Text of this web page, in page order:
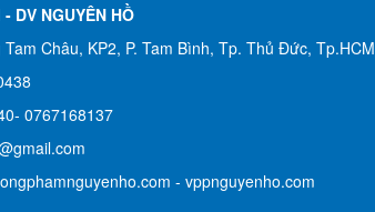
DV NGUYÊN HỒ​
Châu, KP2, P. Tam Bình, Tp. Thủ Đức, Tp.HCM
0767168137
- vppnguyenho.com